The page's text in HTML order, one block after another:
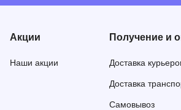
Акции
Наши акции
Получение и
Доставка
Доставка
Самовывоз